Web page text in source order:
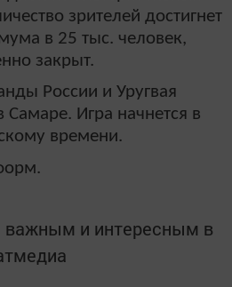
зрителей достигнет
в 25 тыс. человек,
закрыт.
России и Уругвая
Самаре. Игра начнется в
времени.
и интересным в